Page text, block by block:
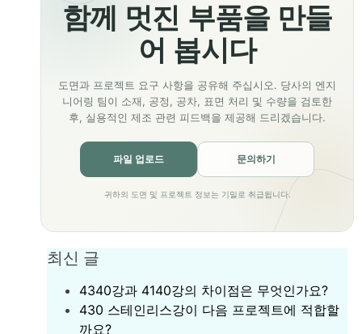
함께 멋진 부품을 만들
어 봅시다
도면과 프로젝트 요구 사항을 공유해 주십시오. 당사의 엔지
니어링 팀이 소재, 공정, 공차, 표면 처리 및 수량을 검토한
후, 실용적인 제조 관련 피드백을 제공해 드리겠습니다.
파일 업로드 문의하기
귀하의 도면 및 프로젝트 정보는 기밀로 취급됩니다.
최신 글
4340강과 4140강의 차이점은 무엇인가요?
430 스테인리스강이 다음 프로젝트에 적합할
까요?